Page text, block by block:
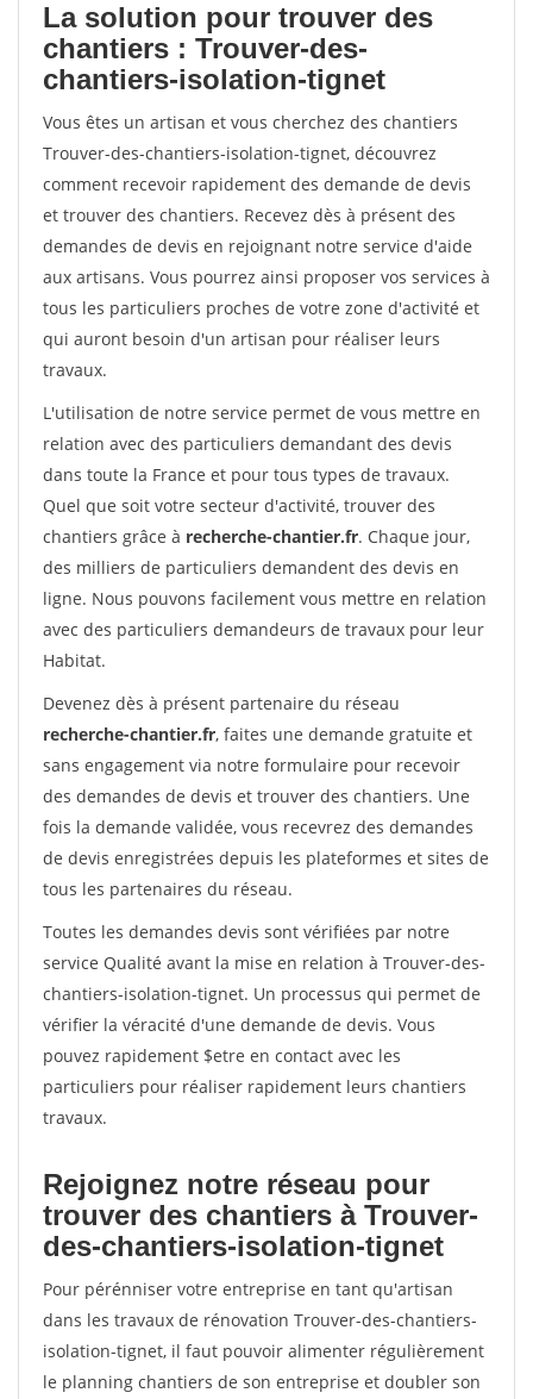
La solution pour trouver des
chantiers : Trouver-des-
chantiers-isolation-tignet
Vous êtes un artisan et vous cherchez des chantiers
Trouver-des-chantiers-isolation-tignet, découvrez
comment recevoir rapidement des demande de devis
et trouver des chantiers. Recevez dès à présent des
demandes de devis en rejoignant notre service d'aide
aux artisans. Vous pourrez ainsi proposer vos services à
tous les particuliers proches de votre zone d'activité et
qui auront besoin d'un artisan pour réaliser leurs
travaux.
L'utilisation de notre service permet de vous mettre en
relation avec des particuliers demandant des devis
dans toute la France et pour tous types de travaux.
Quel que soit votre secteur d'activité, trouver des
chantiers grâce à recherche-chantier.fr. Chaque jour,
des milliers de particuliers demandent des devis en
ligne. Nous pouvons facilement vous mettre en relation
avec des particuliers demandeurs de travaux pour leur
Habitat.
Devenez dès à présent partenaire du réseau
recherche-chantier.fr, faites une demande gratuite et
sans engagement via notre formulaire pour recevoir
des demandes de devis et trouver des chantiers. Une
fois la demande validée, vous recevrez des demandes
de devis enregistrées depuis les plateformes et sites de
tous les partenaires du réseau.
Toutes les demandes devis sont vérifiées par notre
service Qualité avant la mise en relation à Trouver-des-
chantiers-isolation-tignet. Un processus qui permet de
vérifier la véracité d'une demande de devis. Vous
pouvez rapidement $etre en contact avec les
particuliers pour réaliser rapidement leurs chantiers
travaux.
Rejoignez notre réseau pour
trouver des chantiers à Trouver-
des-chantiers-isolation-tignet
Pour pérénniser votre entreprise en tant qu'artisan
dans les travaux de rénovation Trouver-des-chantiers-
isolation-tignet, il faut pouvoir alimenter régulièrement
le planning chantiers de son entreprise et doubler son